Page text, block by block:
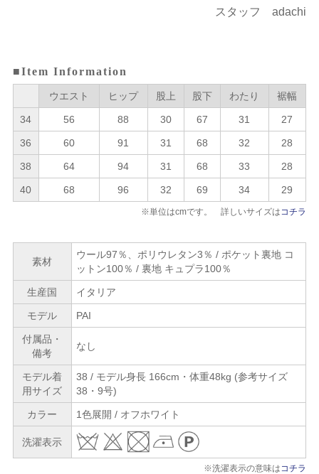
スタッフ adachi
■Item Information
ウエスト ヒップ 股上 股下 わたり 裾幅
34 56 88 30 67 31 27
36 60 91 31 68 32 28
38 64 94 31 68 33 28
40 68 96 32 69 34 29
※単位はcmです。 詳しいサイズは コチラ
素材
ウール97％、ポリウレタン3％ / ポケット裏地 コ
ットン100％ / 裏地 キュプラ100％
生産国 イタリア
モデル PAI
付属品・
備考
なし
モデル着
用サイズ
38 / モデル身長 166cm・体重48kg (参考サイズ
38・9号)
カラー 1色展開 / オフホワイト
洗濯表示
※洗濯表示の意味は コチラ